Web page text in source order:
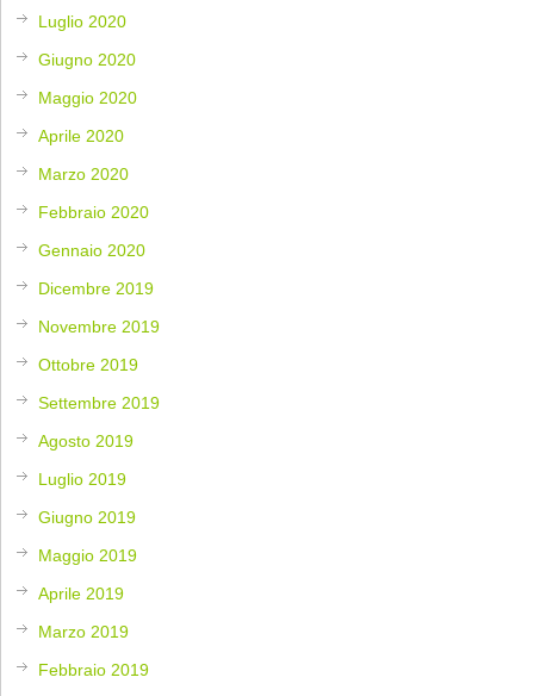
Luglio 2020
Giugno 2020
Maggio 2020
Aprile 2020
Marzo 2020
Febbraio 2020
Gennaio 2020
Dicembre 2019
Novembre 2019
Ottobre 2019
Settembre 2019
Agosto 2019
Luglio 2019
Giugno 2019
Maggio 2019
Aprile 2019
Marzo 2019
Febbraio 2019